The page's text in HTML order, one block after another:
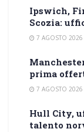
Ipswich,
Scozia:
7 AGOSTO 2026
prima
7 AGOSTO 2026
Hull City,
talento